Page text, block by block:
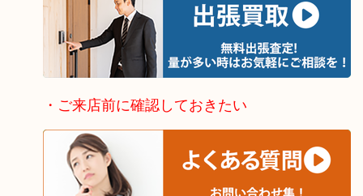
・ご来店前に確認しておきたい